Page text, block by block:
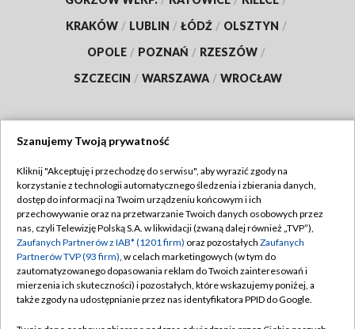
KRAKÓW / LUBLIN / ŁÓDŹ / OLSZTYN /
OPOLE / POZNAŃ / RZESZÓW /
SZCZECIN / WARSZAWA / WROCŁAW
TVP
Abonament TVP
Emisja w TVP
Centrum informacji TVP
Naziemna Telewizja Cyfrowa
Regulamin TVP
Polityka prywatności
Moje zgody
Pomoc
Szanujemy Twoją prywatność
Kliknij "Akceptuję i przechodzę do serwisu", aby wyrazić zgody na
korzystanie z technologii automatycznego śledzenia i zbierania danych,
dostęp do informacji na Twoim urządzeniu końcowym i ich
przechowywanie oraz na przetwarzanie Twoich danych osobowych przez
nas, czyli Telewizję Polską S.A. w likwidacji (zwaną dalej również „TVP”),
Zaufanych Partnerów z IAB* (1201 firm) oraz pozostałych Zaufanych
Partnerów TVP (93 firm), w celach marketingowych (w tym do
zautomatyzowanego dopasowania reklam do Twoich zainteresowań i
mierzenia ich skuteczności) i pozostałych, które wskazujemy poniżej, a
także zgody na udostępnianie przez nas identyfikatora PPID do Google.